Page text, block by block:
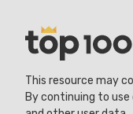
This resource may
By continuing to